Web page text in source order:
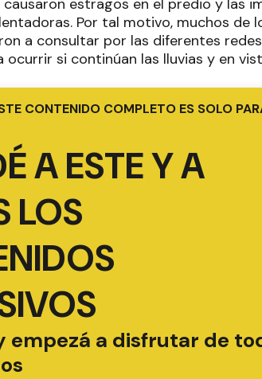
causaron estragos en el predio y las
Por tal motivo, muchos de
a consultar por las diferentes
ocurrir si continúan las lluvias y en
CONTENIDO COMPLETO ES SOLO
A ESTE Y A
LOS
empezá a disfrutar de